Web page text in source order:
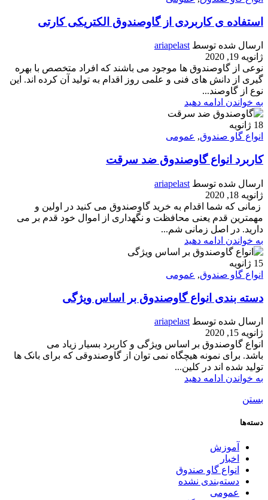
استفاده ی کاربردی از گاوصندوق الکتریکی کارتی
ارسال شده توسط ariapelast
ژانویه 19, 2020
نوعی از گاوصندوق ها موجود می باشند که افراد متخصص با بهره
گیری از دانش های فنی و علمی روز اقدام به تولید آن کرده اند. این
نوع از گاوصند...
به خواندن ادامه دهید
18 ژانویه
انواع گاو صندوق, عمومی
کاربرد انواع گاوصندوق ضد سرقت
ارسال شده توسط ariapelast
ژانویه 18, 2020
زمانی که شما اقدام به خرید گاوصندوق می کنید در اولین و
مهمترین قدم یعنی محافظت و نگهداری از اموال خود قدم بر می
دارید. در اصل زمانی شم...
به خواندن ادامه دهید
15 ژانویه
انواع گاو صندوق, عمومی
دسته بندی انواع گاوصندوق بر اساس ویژگی
ارسال شده توسط ariapelast
ژانویه 15, 2020
انواع گاوصندوق بر اساس ویژگی و کاربرد بسیار زیاد می
باشد. برای نمونه هیچگاه نمی توان از گاوصندوقی که برای بانک ها
تولید شده اند در کلین...
به خواندن ادامه دهید
بستن
دسته‌ها
آموزش
اخبار
انواع گاو صندوق
دسته‌بندی نشده
عمومی